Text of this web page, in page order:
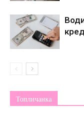
Топличанка